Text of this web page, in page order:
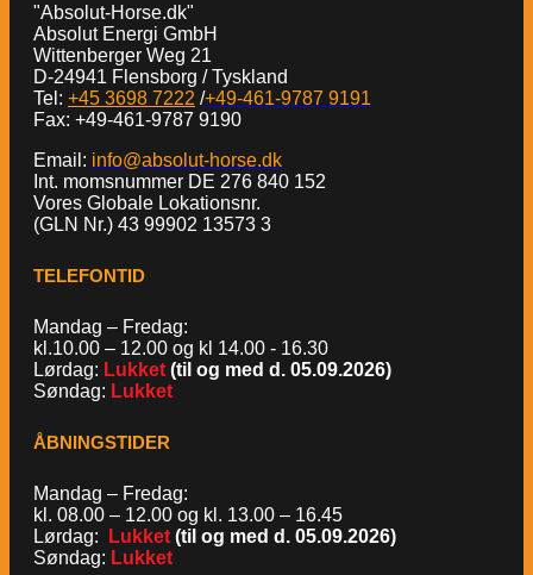
"Absolut-Horse.dk"
Absolut Energi GmbH
Wittenberger Weg 21
D-24941 Flensborg / Tyskland
Tel: +45 3698 7222 /+49-461-9787 9191
Fax: +49-461-9787 9190
Email: info@absolut-horse.dk
Int. momsnummer DE 276 840 152
Vores Globale Lokationsnr.
(GLN Nr.) 43 99902 13573 3
TELEFONTID
Mandag – Fredag:
kl.10.00 – 12.00 og kl 14.00 - 16.30
Lørdag: Lukket (til og med d. 05.09.2026)
Søndag: Lukket
ÅBNINGSTIDER
Mandag – Fredag:
kl. 08.00 – 12.00 og kl. 13.00 – 16.45
Lørdag:
Lukket (til og med d. 05.09.2026)
Søndag: Lukket